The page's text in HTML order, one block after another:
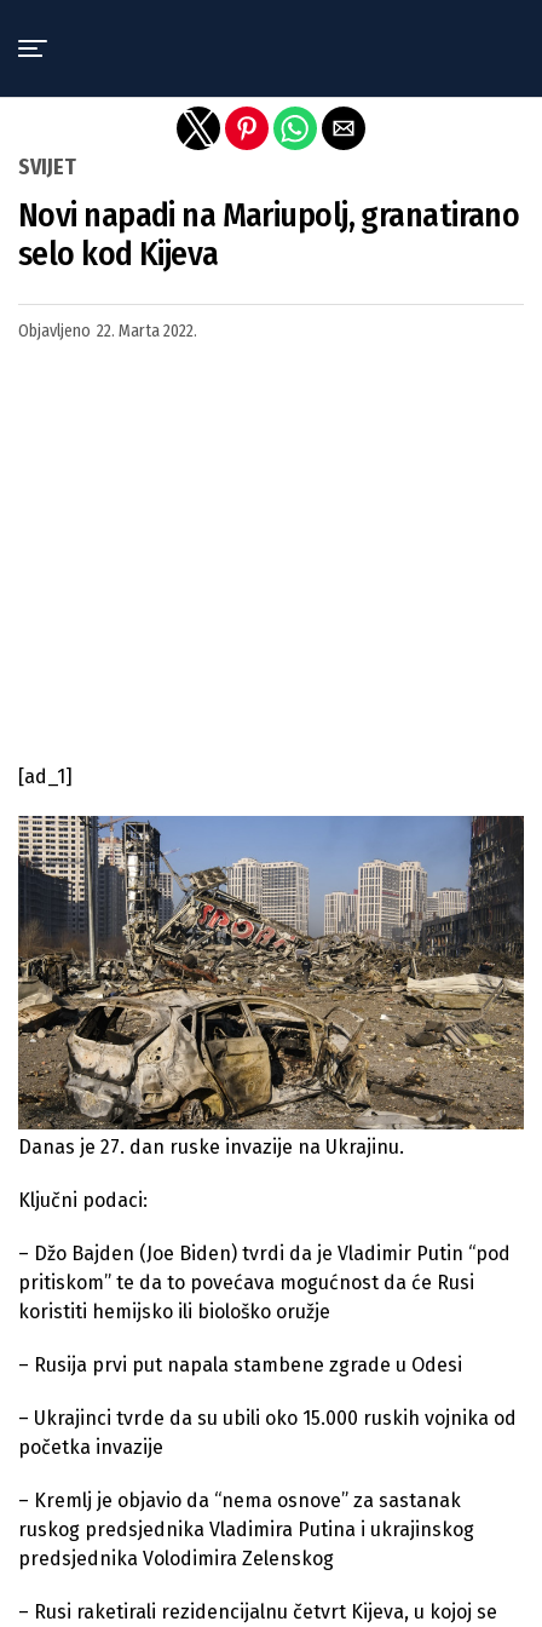
SVIJET
Novi napadi na Mariupolj, granatirano
selo kod Kijeva
Objavljeno 22. Marta 2022.
[ad_1]
Danas je 27. dan ruske invazije na Ukrajinu.
Ključni podaci:
– Džo Bajden (Joe Biden) tvrdi da je Vladimir Putin “pod
pritiskom” te da to povećava mogućnost da će Rusi
koristiti hemijsko ili biološko oružje
– Rusija prvi put napala stambene zgrade u Odesi
– Ukrajinci tvrde da su ubili oko 15.000 ruskih vojnika od
početka invazije
– Kremlj je objavio da “nema osnove” za sastanak
ruskog predsjednika Vladimira Putina i ukrajinskog
predsjednika Volodimira Zelenskog
– Rusi raketirali rezidencijalnu četvrt Kijeva, u kojoj se